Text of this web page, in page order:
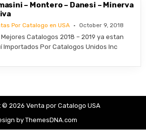
– Montero – Danesi – Minerva
Por Catalogo en USA October 9, 2018
Mejores Catalogos 2018 – 2019 ya estan
Importados Por Catalogos Unidos Inc
2026 Venta por Catalogo USA
by ThemesDNA.com